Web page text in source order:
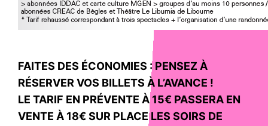
FAITES DES ÉCONOMIES : PENSEZ À
RÉSERVER VOS BILLETS À L’AVANCE !
LE TARIF EN PRÉVENTE À 15€ PASSERA EN
VENTE À 18€ SUR PLACE LES SOIRS DE